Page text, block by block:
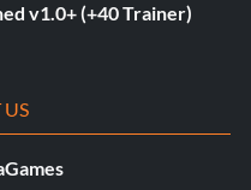
v1.0+ (+40 Trainer)